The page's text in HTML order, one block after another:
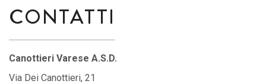
CONTATTI
Canottieri Varese A.S.D.
Via Dei Canottieri, 21